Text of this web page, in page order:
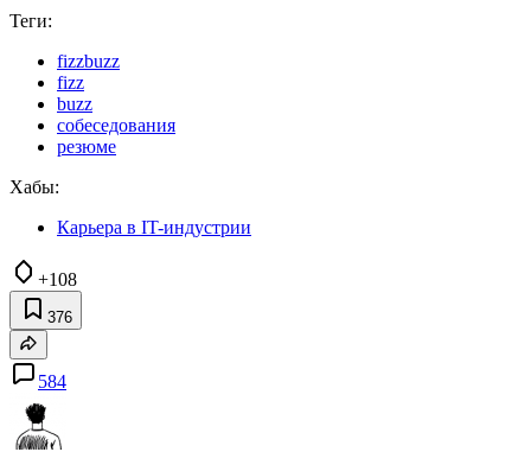
Теги:
fizzbuzz
fizz
buzz
собеседования
резюме
Хабы:
Карьера в IT-индустрии
+108
376
584